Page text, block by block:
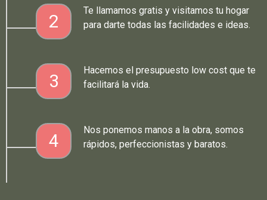
2
Te llamamos gratis y visitamos tu hogar
para darte todas las facilidades e ideas.
3
Hacemos el presupuesto low cost que te
facilitará la vida.
4
Nos ponemos manos a la obra, somos
rápidos, perfeccionistas y baratos.